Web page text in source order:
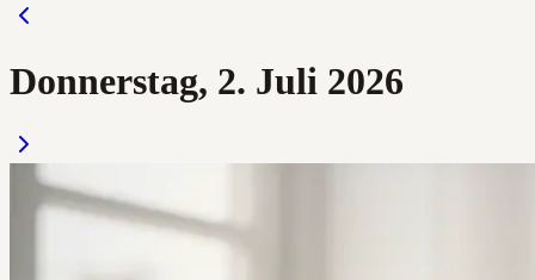
Donnerstag, 2. Juli 2026